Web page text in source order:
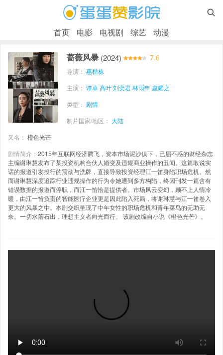

首页 电影 电视剧 综艺 动漫
蔷薇风暴 (2024) 7.6
导演： 惠楷栋
主演： 谭卓高叶刘奕君林雨申 扈耀之
类型： 剧情
制片国家/地区： 大陆
又名： 橙色光芒
剧情简介： 2015年互联网经济腾飞，资本市场泥沙俱下，已届不惑的财经杂志
主编谢琳慧发布了某投资机构合伙人婚变及违规商业操作的丑闻。这篇敢说实
话的报道引发投行的震动与洗牌，直接导致投资经理江一笛身陷职场危机。然
而谢琳慧深度追踪行业违规操作的行为令她遭到多方构陷，终因刊发一篇含有
错误数据的报道而停职，而江一笛恰是提供者。市场风云变幻，顾不上人情冷
暖，由江一笛负责的智能医疗企业更是因此陷入死局，将谢琳慧与江一笛卷入
更大的风暴之中。本剧交织呈现了中年女性的职场危机和青年菜鸟的无助无
奈。一切水落石出，理想主义者向光而行。 该剧改编自小说《橙色光芒》。